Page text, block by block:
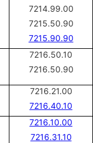
7214.99.00
7215.50.90
7215.90.90
7216.50.10
7216.50.90
7216.21.00
7216.40.10
7216.10.00
7216.31.10